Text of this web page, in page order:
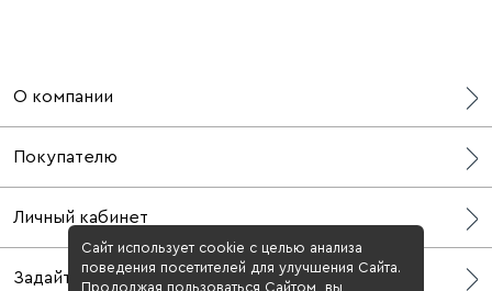
О компании
СМИ о нас
Блог
Контакты
Адреса шоурумов
Покупателю
Доставка
Возврат
Оплата
Личный кабинет
Мои заказы
Задайте вопрос
Сайт использует cookie с целью анализа
поведения посетителей для улучшения Сайта.
Продолжая пользоваться Сайтом, вы